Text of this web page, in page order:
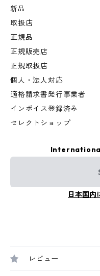
新品
取扱店
正規品
正規販売店
正規取扱店
個人・法人対応
適格請求書発行事業者
インボイス登録済み
セレクトショップ
日本国内
レビュー